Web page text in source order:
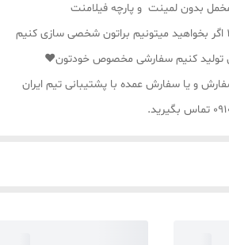
بدون لمینت و پارچه فیلامنت
ابعاد ساک خرید ۴۰ در ۳۵ اگر بخواهید میتونیم براتون شخصی سازی کنیم
تولید کنیم سفارشی مخصوص خودتون❤
و یا سفارش عمده با پشتیبانی تیم ایران